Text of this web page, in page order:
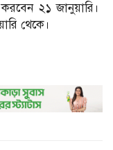
করবেন ২১ জানুয়ারি।
থেকে।